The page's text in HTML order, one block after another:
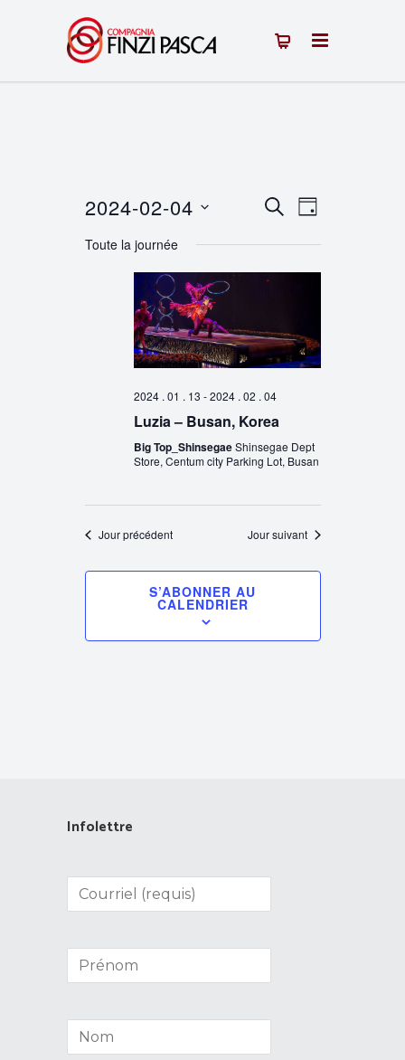
Recherche
et
navigation
vues
Évènements
RECHERCHE
Navigation
de
vues
JOUR
2024-02-04
une
Toute la journée
2024 . 01 . 13 -2024 . 02 . 04
Luzia – Busan, Korea
Big Top_ShinsegaeShinsegae Dept
Store, Centum city Parking Lot, Busan
Jour précédent Jour suivant
S’ABONNER AU
CALENDRIER
Infolettre